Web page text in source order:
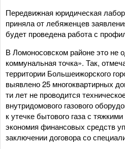
Передвижная юридическая
приняла от лебяженцев
будет проведена работа с
В Ломоносовском районе это не
коммунальная точка». Так,
территории Большеижорского
выявлено 25 многоквартирных
ти лет не проводится
внутридомового газового
к утечке бытового газа с
экономия финансовых средств
заключении договора со